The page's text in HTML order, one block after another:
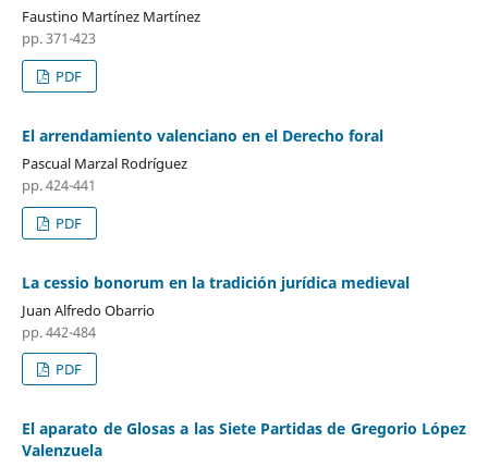
Faustino Martínez Martínez
pp. 371-423
PDF
El arrendamiento valenciano en el Derecho foral
Pascual Marzal Rodríguez
pp. 424-441
PDF
La cessio bonorum en la tradición jurídica medieval
Juan Alfredo Obarrio
pp. 442-484
PDF
El aparato de Glosas a las Siete Partidas de Gregorio López
Valenzuela